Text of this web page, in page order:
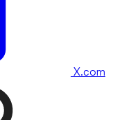
X.com